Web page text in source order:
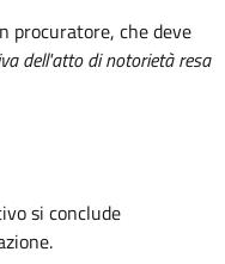
procuratore, che deve
dell'atto di notorietà resa
si conclude